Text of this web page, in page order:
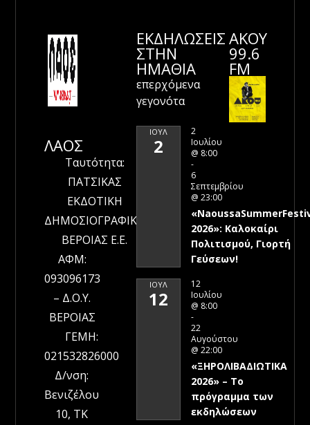
ΛΑΟΣ
Ταυτότητα:
ΠΑΤΣΙΚΑΣ
ΕΚΔΟΤΙΚΗ
ΔΗΜΟΣΙΟΓΡΑΦΙΚΗ
ΒΕΡΟΙΑΣ Ε.Ε.
ΑΦΜ:
093096173
– Δ.Ο.Υ.
ΒΕΡΟΙΑΣ
ΓΕΜΗ:
021532826000
Δ/νση:
Βενιζέλου
10, ΤΚ
ΕΚΔΗΛΩΣΕΙΣ
ΣΤΗΝ
ΗΜΑΘΊΑ
επερχόμενα
γεγονότα
ΙΟΎΛ
2
2
Ιουλίου
@ 8:00
-
6
Σεπτεμβρίου
@ 23:00
2026»: Καλοκαίρι
Πολιτισμού, Γιορτή
Γεύσεων!
ΙΟΎΛ
12
12
Ιουλίου
@ 8:00
-
22
Αυγούστου
@ 22:00
«ΞΗΡΟΛΙΒΑΔΙΩΤΙΚΑ
2026» – To
πρόγραμμα των
εκδηλώσεων
ΑΚΟΥ
99.6
FM